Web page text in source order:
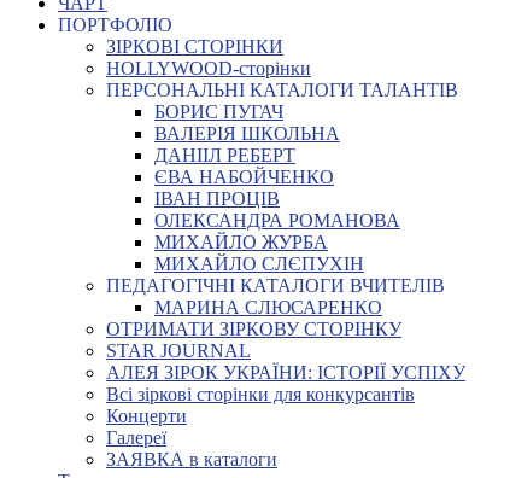
ПОРТФОЛІО
ЗІРКОВІ СТОРІНКИ
HOLLYWOOD-сторінки
ПЕРСОНАЛЬНІ КАТАЛОГИ ТАЛАНТІВ
БОРИС ПУГАЧ
ВАЛЕРІЯ ШКОЛЬНА
ДАНІІЛ РЕБЕРТ
ЄВА НАБОЙЧЕНКО
ІВАН ПРОЦІВ
ОЛЕКСАНДРА РОМАНОВА
МИХАЙЛО ЖУРБА
МИХАЙЛО СЛЄПУХІН
ПЕДАГОГІЧНІ КАТАЛОГИ ВЧИТЕЛІВ
МАРИНА СЛЮСАРЕНКО
ОТРИМАТИ ЗІРКОВУ СТОРІНКУ
STAR JOURNAL
АЛЕЯ ЗІРОК УКРАЇНИ: ІСТОРІЇ УСПІХУ
Всі зіркові сторінки для конкурсантів
Концерти
Галереї
ЗАЯВКА в каталоги